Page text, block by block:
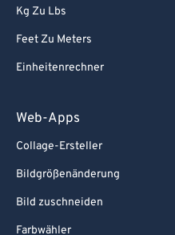
Kg Zu Lbs
Feet Zu Meters
Einheitenrechner
Web-Apps
Collage-Ersteller
Bildgrößenänderung
Bild zuschneiden
Farbwähler